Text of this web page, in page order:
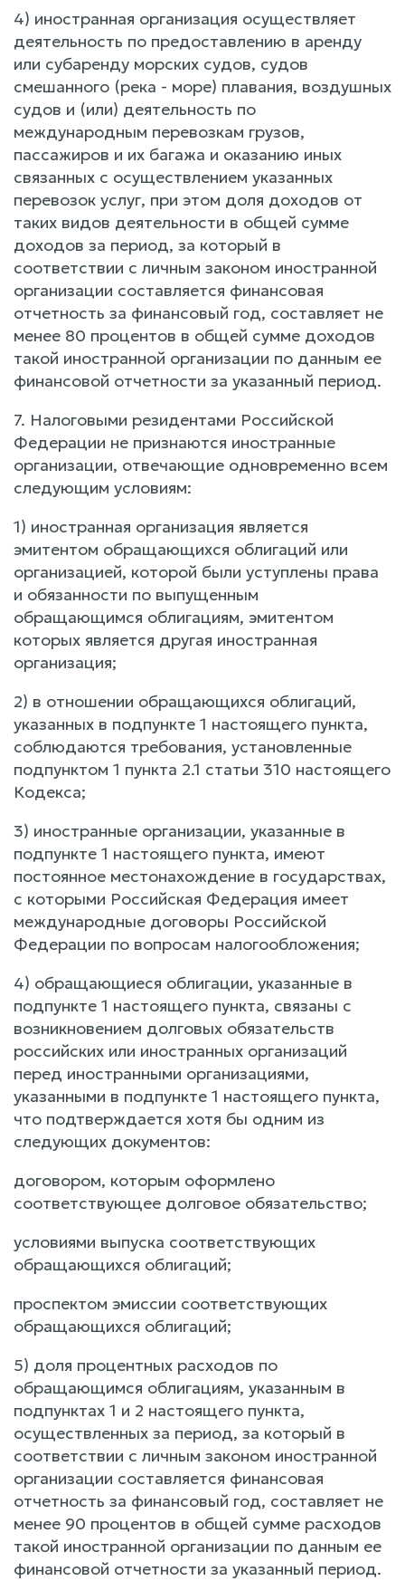
4) иностранная организация осуществляет
деятельность по предоставлению в аренду
или субаренду морских судов, судов
смешанного (река - море) плавания, воздушных
судов и (или) деятельность по
международным перевозкам грузов,
пассажиров и их багажа и оказанию иных
связанных с осуществлением указанных
перевозок услуг, при этом доля доходов от
таких видов деятельности в общей сумме
доходов за период, за который в
соответствии с личным законом иностранной
организации составляется финансовая
отчетность за финансовый год, составляет не
менее 80 процентов в общей сумме доходов
такой иностранной организации по данным ее
финансовой отчетности за указанный период.
7. Налоговыми резидентами Российской
Федерации не признаются иностранные
организации, отвечающие одновременно всем
следующим условиям:
1) иностранная организация является
эмитентом обращающихся облигаций или
организацией, которой были уступлены права
и обязанности по выпущенным
обращающимся облигациям, эмитентом
которых является другая иностранная
организация;
2) в отношении обращающихся облигаций,
указанных в подпункте 1 настоящего пункта,
соблюдаются требования, установленные
подпунктом 1 пункта 2.1 статьи 310 настоящего
Кодекса;
3) иностранные организации, указанные в
подпункте 1 настоящего пункта, имеют
постоянное местонахождение в государствах,
с которыми Российская Федерация имеет
международные договоры Российской
Федерации по вопросам налогообложения;
4) обращающиеся облигации, указанные в
подпункте 1 настоящего пункта, связаны с
возникновением долговых обязательств
российских или иностранных организаций
перед иностранными организациями,
указанными в подпункте 1 настоящего пункта,
что подтверждается хотя бы одним из
следующих документов:
договором, которым оформлено
соответствующее долговое обязательство;
условиями выпуска соответствующих
обращающихся облигаций;
проспектом эмиссии соответствующих
обращающихся облигаций;
5) доля процентных расходов по
обращающимся облигациям, указанным в
подпунктах 1 и 2 настоящего пункта,
осуществленных за период, за который в
соответствии с личным законом иностранной
организации составляется финансовая
отчетность за финансовый год, составляет не
менее 90 процентов в общей сумме расходов
такой иностранной организации по данным ее
финансовой отчетности за указанный период.